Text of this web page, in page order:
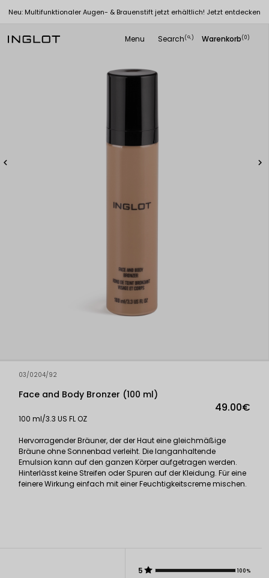
Neu: Multifunktionaler Augen- & Brauenstift jetzt erhältlich! Jetzt entdecken
Menu Search(
search ) Warenkorb(0)
 
03/0204/92
Face and Body Bronzer (100 ml)
49.00€
100 ml/3.3 US FL OZ
Hervorragender Bräuner, der der Haut eine gleichmäßige
Bräune ohne Sonnenbad verleiht. Die langanhaltende
Emulsion kann auf den ganzen Körper aufgetragen werden.
Hinterlässt keine Streifen oder Spuren auf der Kleidung. Für eine
feinere Wirkung einfach mit einer Feuchtigkeitscreme mischen.
5 100%